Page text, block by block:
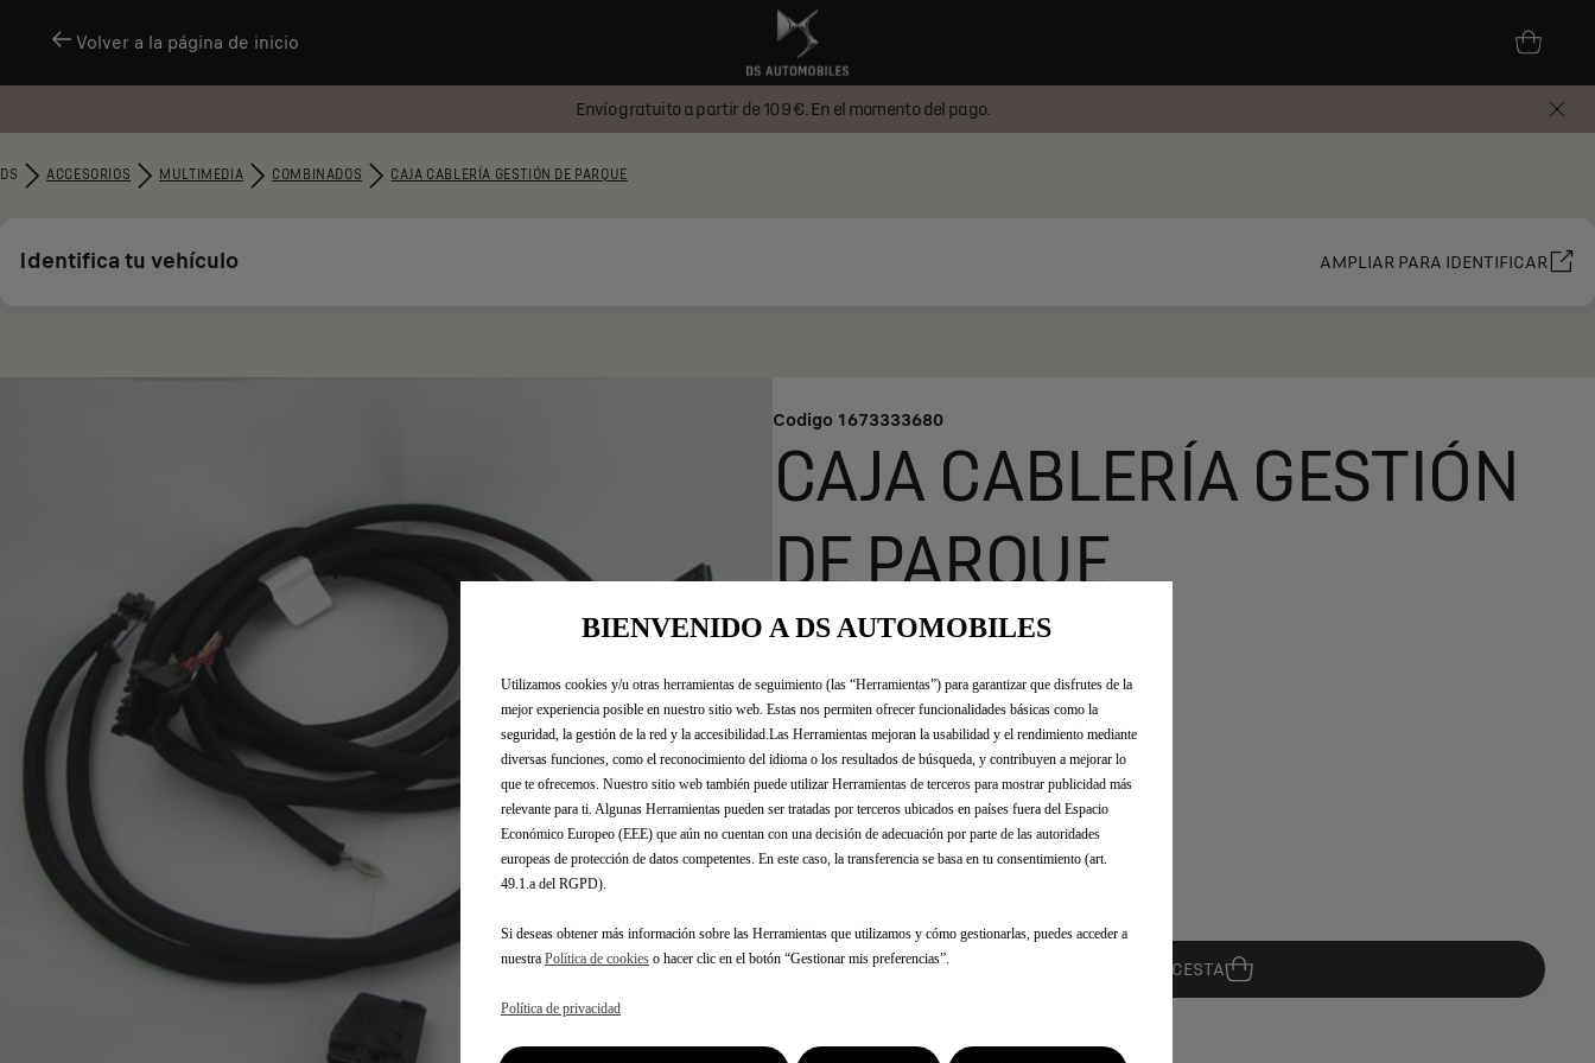
Volver a la página de inicio
Envío gratuito a partir de 109 €. En el momento del pago.
DS ACCESORIOS MULTIMEDIA COMBINADOS CAJA CABLERÍA GESTIÓN DE PARQUE
Identifica tu vehículo AMPLIAR PARA IDENTIFICAR
Codigo 1673333680
CAJA CABLERÍA GESTIÓN
DE PARQUE
68,49 €
P
r
i
c
e
i
s
,
4
I
IVA/UNIDAD
- +
Q
u
a
n
t
t
y
AÑADIR A LA CESTA
BIENVENIDO A DS AUTOMOBILES
Utilizamos cookies y/u otras herramientas de seguimiento (las “Herramientas”) para garantizar que disfrutes de la
mejor experiencia posible en nuestro sitio web. Estas nos permiten ofrecer funcionalidades básicas como la
seguridad, la gestión de la red y la accesibilidad.Las Herramientas mejoran la usabilidad y el rendimiento mediante
diversas funciones, como el reconocimiento del idioma o los resultados de búsqueda, y contribuyen a mejorar lo
que te ofrecemos. Nuestro sitio web también puede utilizar Herramientas de terceros para mostrar publicidad más
relevante para ti. Algunas Herramientas pueden ser tratadas por terceros ubicados en países fuera del Espacio
Económico Europeo (EEE) que aún no cuentan con una decisión de adecuación por parte de las autoridades
europeas de protección de datos competentes. En este caso, la transferencia se basa en tu consentimiento (art.
49.1.a del RGPD).
Si deseas obtener más información sobre las Herramientas que utilizamos y cómo gestionarlas, puedes acceder a
nuestra Política de cookies o hacer clic en el botón “Gestionar mis preferencias”.
Política de privacidad